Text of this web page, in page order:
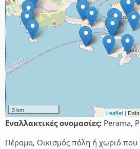
3 km Leaflet | Data
Εναλλακτικές ονομασίες: Perama,
Πέραμα, Οικισμός πόλη ή χωριό που